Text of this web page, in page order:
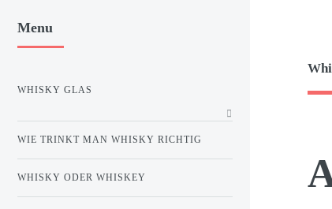
Menu
WHISKY GLAS
WIE TRINKT MAN WHISKY RICHTIG
WHISKY ODER WHISKEY